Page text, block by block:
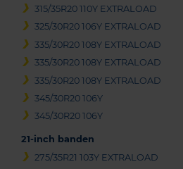
315/35R20 110Y EXTRALOAD
325/30R20 106Y EXTRALOAD
335/30R20 108Y EXTRALOAD
335/30R20 108Y EXTRALOAD
335/30R20 108Y EXTRALOAD
345/30R20 106Y
345/30R20 106Y
21-inch banden
275/35R21 103Y EXTRALOAD